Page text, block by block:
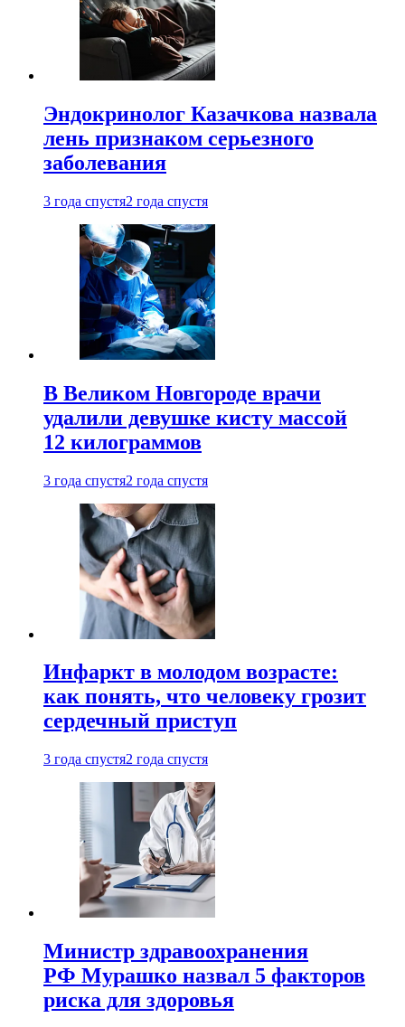
Эндокринолог Казачкова назвала
лень признаком серьезного
заболевания
3 года спустя2 года спустя
В Великом Новгороде врачи
удалили девушке кисту массой
12 килограммов
3 года спустя2 года спустя
Инфаркт в молодом возрасте:
как понять, что человеку грозит
сердечный приступ
3 года спустя2 года спустя
Министр здравоохранения
РФ Мурашко назвал 5 факторов
риска для здоровья